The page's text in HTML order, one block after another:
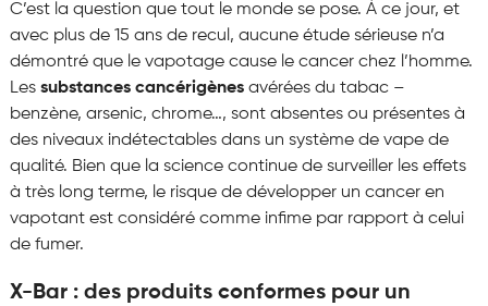
C’est la question que tout le monde se pose. À ce jour, et
avec plus de 15 ans de recul, aucune étude sérieuse n’a
démontré que le vapotage cause le cancer chez l’homme.
Les substances cancérigènesavérées du tabac –
benzène, arsenic, chrome…, sont absentes ou présentes à
des niveaux indétectables dans un système de vape de
qualité. Bien que la science continue de surveiller les effets
à très long terme, le risque de développer un cancer en
vapotant est considéré comme infime par rapport à celui
de fumer.
X-Bar : des produits conformes pour un